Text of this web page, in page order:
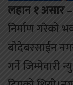
लहान १ असार–
निर्माण गरेको
बोदेबरसाईन
गर्ने जिम्मेवारी